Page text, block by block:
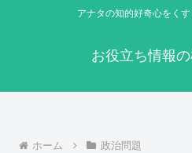
アナタの知的好奇心をく
お役立ち情報の
ホーム 政治問題